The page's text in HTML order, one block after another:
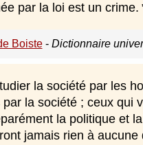
par la loi est un crime.
Boiste- Dictionnaire
la société par les
par la société ; ceux qui
la politique et
jamais rien à aucune